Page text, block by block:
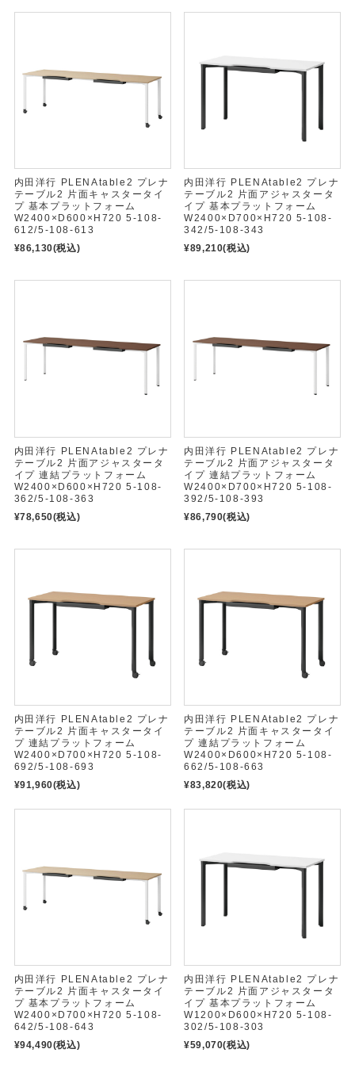
内田洋行 PLENAtable2 プレナ
テーブル2 片面キャスタータイ
プ 基本プラットフォーム
W2400×D600×H720 5-108-
612/5-108-613
¥86,130(税込)
内田洋行 PLENAtable2 プレナ
テーブル2 片面アジャスタータ
イプ 基本プラットフォーム
W2400×D700×H720 5-108-
342/5-108-343
¥89,210(税込)
内田洋行 PLENAtable2 プレナ
テーブル2 片面アジャスタータ
イプ 連結プラットフォーム
W2400×D600×H720 5-108-
362/5-108-363
¥78,650(税込)
内田洋行 PLENAtable2 プレナ
テーブル2 片面アジャスタータ
イプ 連結プラットフォーム
W2400×D700×H720 5-108-
392/5-108-393
¥86,790(税込)
内田洋行 PLENAtable2 プレナ
テーブル2 片面キャスタータイ
プ 連結プラットフォーム
W2400×D700×H720 5-108-
692/5-108-693
¥91,960(税込)
内田洋行 PLENAtable2 プレナ
テーブル2 片面キャスタータイ
プ 連結プラットフォーム
W2400×D600×H720 5-108-
662/5-108-663
¥83,820(税込)
内田洋行 PLENAtable2 プレナ
テーブル2 片面キャスタータイ
プ 基本プラットフォーム
W2400×D700×H720 5-108-
642/5-108-643
¥94,490(税込)
内田洋行 PLENAtable2 プレナ
テーブル2 片面アジャスタータ
イプ 基本プラットフォーム
W1200×D600×H720 5-108-
302/5-108-303
¥59,070(税込)